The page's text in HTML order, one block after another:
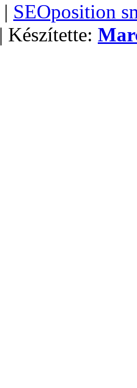
| SEOposition
| Készítette: